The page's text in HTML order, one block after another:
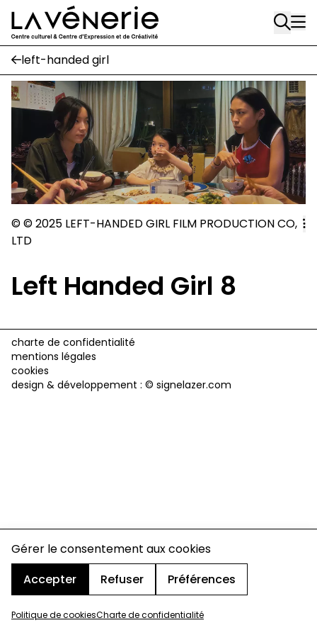
Gérer le consentement aux cookies
Accepter
Refuser Préférences
Politique de cookiesCharte de confidentialité
Aller au contenu principal
Rue Gratès, 3
1170 Watermael-Boitsfort
02 663 85 50
Écuries
Place Gilson, 3
1170 Watermael-Boitsfort
02 663 85 50
suivez-nous
Newsletter
A
left-handed girl
©©2025 LEFT-HANDED GIRL FILM PRODUCTION CO,
LTD
Left Handed Girl 8
charte de confidentialité
mentions légales
cookies
design & développement : © signelazer.com